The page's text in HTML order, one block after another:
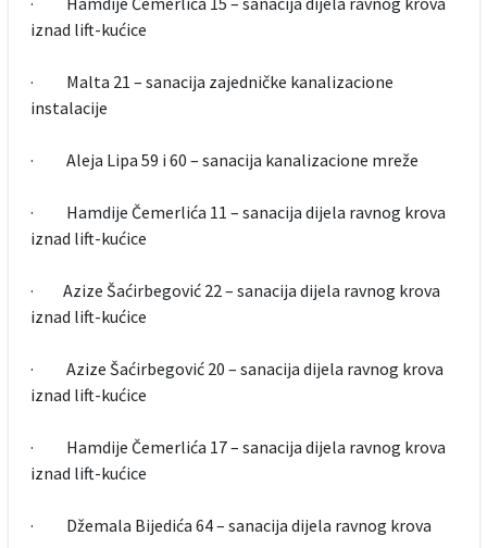
iznad lift-kućice
· Malta 21 – sanacija zajedničke kanalizacione
instalacije
· Aleja Lipa 59 i 60 – sanacija kanalizacione mreže
· Hamdije Čemerlića 11 – sanacija dijela ravnog krova
iznad lift-kućice
· Azize Šaćirbegović 22 – sanacija dijela ravnog krova
iznad lift-kućice
· Azize Šaćirbegović 20 – sanacija dijela ravnog krova
iznad lift-kućice
· Hamdije Čemerlića 17 – sanacija dijela ravnog krova
iznad lift-kućice
· Džemala Bijedića 64 – sanacija dijela ravnog krova